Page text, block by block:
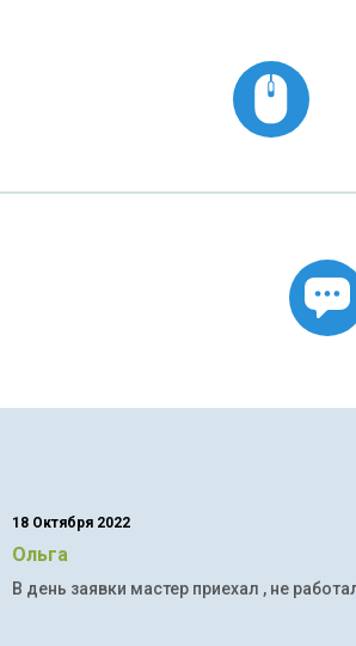
18 Октября 2022
Ольга
В день заявки мастер приехал , не